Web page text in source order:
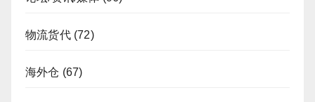
物流货代(72)
海外仓 (67)